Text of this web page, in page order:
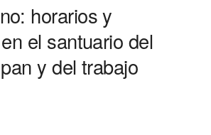
horarios y
el santuario del
y del trabajo